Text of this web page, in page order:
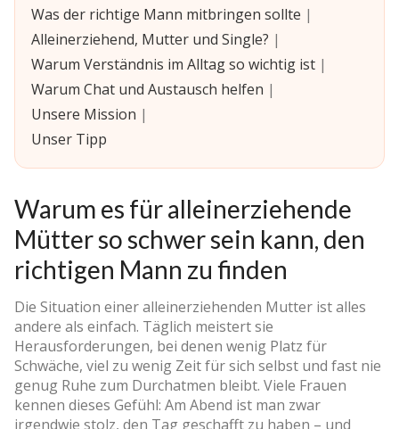
Was der richtige Mann mitbringen sollte |
Alleinerziehend, Mutter und Single? |
Warum Verständnis im Alltag so wichtig ist |
Warum Chat und Austausch helfen |
Unsere Mission |
Unser Tipp
Warum es für alleinerziehende
Mütter so schwer sein kann, den
richtigen Mann zu finden
Die Situation einer alleinerziehenden Mutter ist alles
andere als einfach. Täglich meistert sie
Herausforderungen, bei denen wenig Platz für
Schwäche, viel zu wenig Zeit für sich selbst und fast nie
genug Ruhe zum Durchatmen bleibt. Viele Frauen
kennen dieses Gefühl: Am Abend ist man zwar
irgendwie stolz, den Tag geschafft zu haben – und